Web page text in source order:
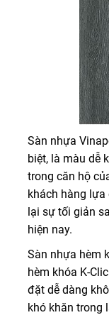
Sàn nhựa
biệt, là màu dễ
trong căn hộ
khách hàng lựa
lại sự tối giản
hiện nay.
Sàn nhựa hèm
hèm khóa K-
đặt dễ dàng
khó khăn trong